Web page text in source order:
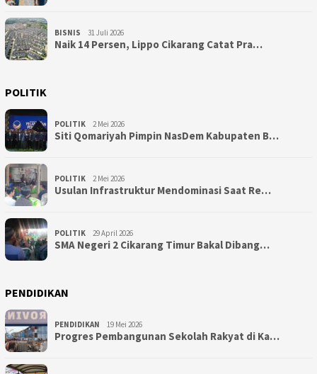
BISNIS 31 Juli 2026
Naik 14 Persen, Lippo Cikarang Catat Pra…
POLITIK
POLITIK 2 Mei 2026
Siti Qomariyah Pimpin NasDem Kabupaten B…
POLITIK 2 Mei 2026
Usulan Infrastruktur Mendominasi Saat Re…
POLITIK 29 April 2026
SMA Negeri 2 Cikarang Timur Bakal Dibang…
PENDIDIKAN
PENDIDIKAN 19 Mei 2026
Progres Pembangunan Sekolah Rakyat di Ka…